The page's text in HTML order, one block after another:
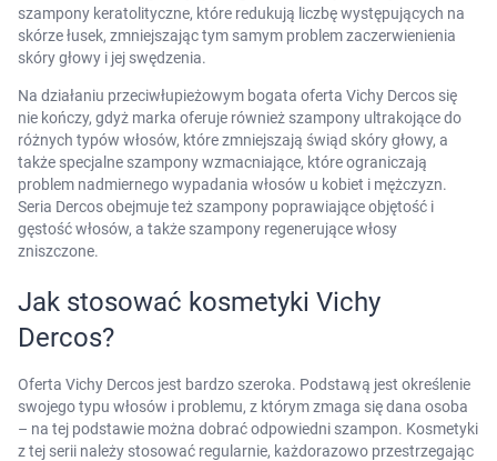
szampony keratolityczne, które redukują liczbę występujących na
skórze łusek, zmniejszając tym samym problem zaczerwienienia
skóry głowy i jej swędzenia.
Na działaniu przeciwłupieżowym bogata oferta Vichy Dercos się
nie kończy, gdyż marka oferuje również szampony ultrakojące do
różnych typów włosów, które zmniejszają świąd skóry głowy, a
także specjalne szampony wzmacniające, które ograniczają
problem nadmiernego wypadania włosów u kobiet i mężczyzn.
Seria Dercos obejmuje też szampony poprawiające objętość i
gęstość włosów, a także szampony regenerujące włosy
zniszczone.
Jak stosować kosmetyki Vichy
Dercos?
Oferta Vichy Dercos jest bardzo szeroka. Podstawą jest określenie
swojego typu włosów i problemu, z którym zmaga się dana osoba
– na tej podstawie można dobrać odpowiedni szampon. Kosmetyki
z tej serii należy stosować regularnie, każdorazowo przestrzegając